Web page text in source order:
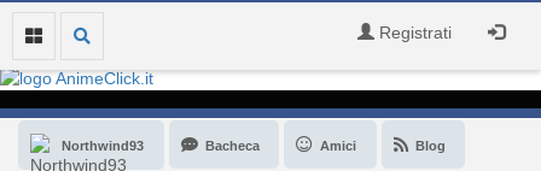
Registrati
Northwind93 Bacheca Amici Blog